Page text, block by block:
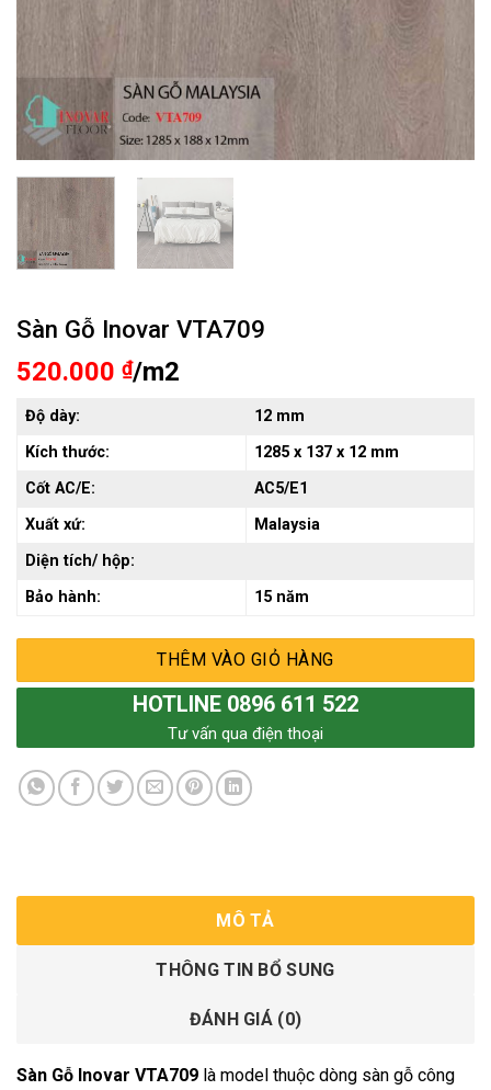
Sàn Gỗ Inovar VTA709
520.000 ₫/m2
Độ dày:
12 mm
Kích thước:
1285 x 137 x 12 mm
Cốt AC/E:
AC5/E1
Xuất xứ:
Malaysia
Diện tích/ hộp:
Bảo hành:
15 năm
THÊM VÀO GIỎ HÀNG
HOTLINE 0896 611 522
Tư vấn qua điện thoại
MÔ TẢ
THÔNG TIN BỔ SUNG
ĐÁNH GIÁ (0)
Sàn Gỗ Inovar VTA709 là model thuộc dòng sàn gỗ công